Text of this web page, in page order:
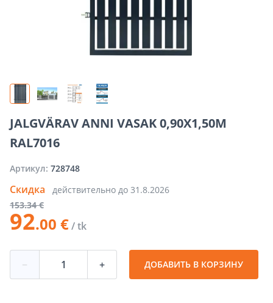
JALGVÄRAV ANNI VASAK 0,90X1,50M
RAL7016
Артикул: 728748
Скидка действительно до 31.8.2026
153.34 €
92.00 €/ tk
− + ДОБАВИТЬ В КОРЗИНУ